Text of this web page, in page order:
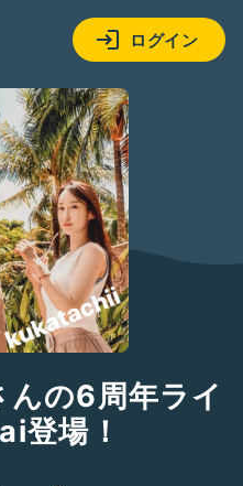
ログイン
の6周年ライ
登場！